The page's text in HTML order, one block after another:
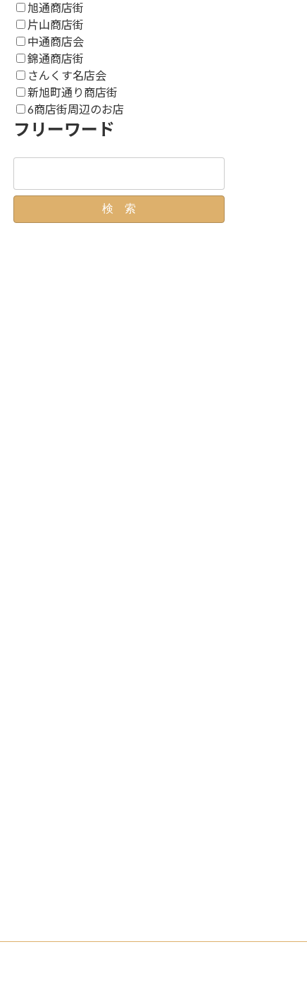
旭通商店街
片山商店街
中通商店会
錦通商店街
さんくす名店会
新旭町通り商店街
6商店街周辺のお店
フリーワード